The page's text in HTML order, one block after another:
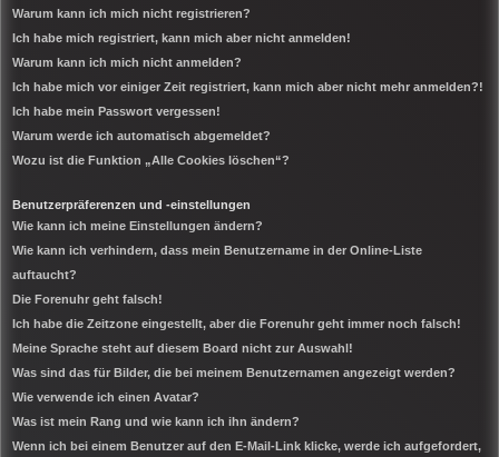
Warum kann ich mich nicht registrieren?
Ich habe mich registriert, kann mich aber nicht anmelden!
Warum kann ich mich nicht anmelden?
Ich habe mich vor einiger Zeit registriert, kann mich aber nicht mehr anmelden?!
Ich habe mein Passwort vergessen!
Warum werde ich automatisch abgemeldet?
Wozu ist die Funktion „Alle Cookies löschen“?
Benutzerpräferenzen und -einstellungen
Wie kann ich meine Einstellungen ändern?
Wie kann ich verhindern, dass mein Benutzername in der Online-Liste
auftaucht?
Die Forenuhr geht falsch!
Ich habe die Zeitzone eingestellt, aber die Forenuhr geht immer noch falsch!
Meine Sprache steht auf diesem Board nicht zur Auswahl!
Was sind das für Bilder, die bei meinem Benutzernamen angezeigt werden?
Wie verwende ich einen Avatar?
Was ist mein Rang und wie kann ich ihn ändern?
Wenn ich bei einem Benutzer auf den E-Mail-Link klicke, werde ich aufgefordert,